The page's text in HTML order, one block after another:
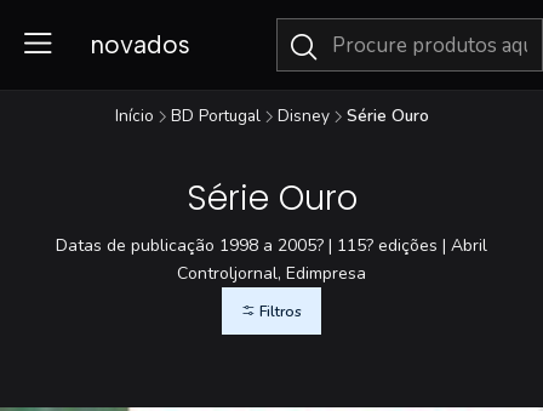
novados
Início BD Portugal Disney Série Ouro
Série Ouro
Datas de publicação 1998 a 2005? | 115? edições | Abril
Controljornal, Edimpresa
Filtros